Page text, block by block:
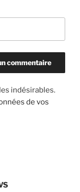
indésirables.
de vos